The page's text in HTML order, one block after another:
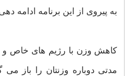
به پیروی از این برنامه ادامه
کاهش وزن با رژیم های خاص و
مدتی دوباره وزنتان را باز